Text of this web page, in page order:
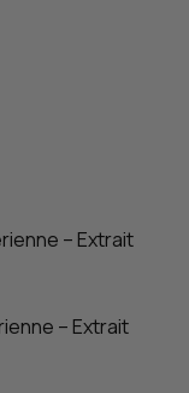
– Extrait
– Extrait